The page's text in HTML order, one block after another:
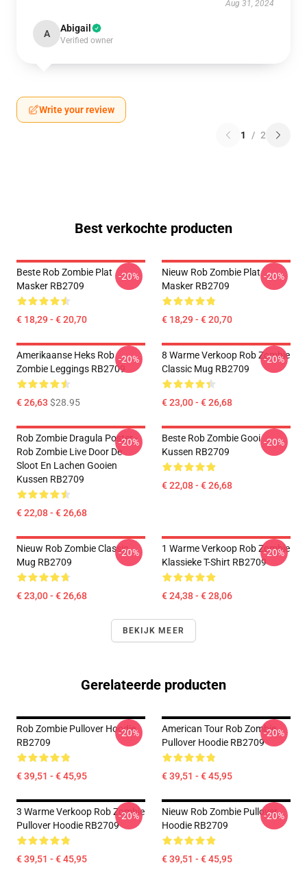
Aug 31, 2024
A Abigail
Verified owner
Write your review
1 / 2
Best verkochte producten
Beste Rob Zombie Plat
Masker RB2709
€ 18,29 - € 20,70
-20%
Nieuw Rob Zombie Plat
Masker RB2709
€ 18,29 - € 20,70
-20%
Amerikaanse Heks Rob
Zombie Leggings RB2709
€ 26,63 $28.95
-20%
8 Warme Verkoop Rob Zombie
Classic Mug RB2709
€ 23,00 - € 26,68
-20%
Rob Zombie Dragula Poster -
Rob Zombie Live Door De
Sloot En Lachen Gooien
Kussen RB2709
€ 22,08 - € 26,68
-20%
Beste Rob Zombie Gooi
Kussen RB2709
€ 22,08 - € 26,68
-20%
Nieuw Rob Zombie Classic
Mug RB2709
€ 23,00 - € 26,68
-20%
1 Warme Verkoop Rob Zombie
Klassieke T-Shirt RB2709
€ 24,38 - € 28,06
-20%
BEKIJK MEER
Gerelateerde producten
Rob Zombie Pullover Hoodie
RB2709
€ 39,51 - € 45,95
-20%
American Tour Rob Zombie
Pullover Hoodie RB2709
€ 39,51 - € 45,95
-20%
3 Warme Verkoop Rob Zombie
Pullover Hoodie RB2709
€ 39,51 - € 45,95
-20%
Nieuw Rob Zombie Pullover
Hoodie RB2709
€ 39,51 - € 45,95
-20%